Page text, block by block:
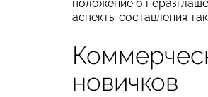
положение о
аспекты составления
новичков